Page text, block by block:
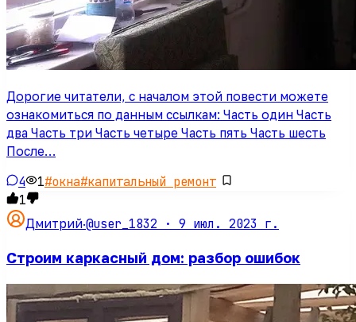
Дорогие читатели, с началом этой повести можете
ознакомиться по данным ссылкам: Часть один Часть
два Часть три Часть четыре Часть пять Часть шесть
После…
4 1#окна#капитальный ремонт
1
Дмитрий·@user_1832 · 9 июл. 2023 г.
Строим каркасный дом: разбор ошибок